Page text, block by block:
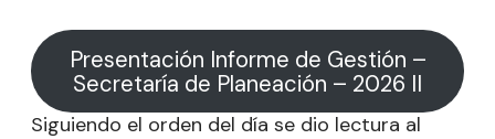
Presentación Informe de Gestión –
Secretaría de Planeación – 2026 II
Siguiendo el orden del día se dio lectura al